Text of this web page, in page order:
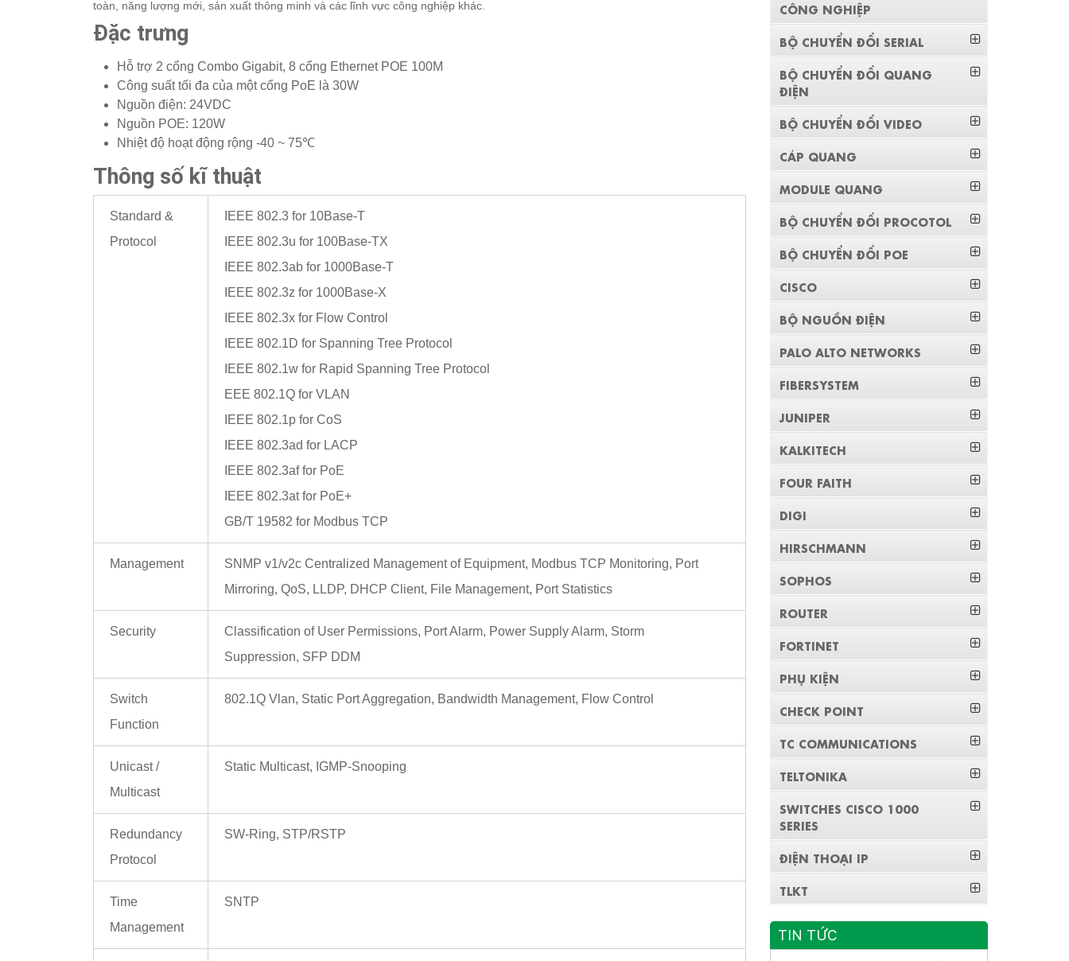
toàn, năng lượng mới, sản xuất thông minh và các lĩnh vực công nghiệp khác.
Đặc trưng
Hỗ trợ 2 cổng Combo Gigabit, 8 cổng Ethernet POE 100M
Công suất tối đa của một cổng PoE là 30W
Nguồn điện: 24VDC
Nguồn POE: 120W
Nhiệt độ hoạt động rộng -40 ~ 75℃
Thông số kĩ thuật
Standard &
Protocol
IEEE 802.3 for 10Base-T
IEEE 802.3u for 100Base-TX
IEEE 802.3ab for 1000Base-T
IEEE 802.3z for 1000Base-X
IEEE 802.3x for Flow Control
IEEE 802.1D for Spanning Tree Protocol
IEEE 802.1w for Rapid Spanning Tree Protocol
EEE 802.1Q for VLAN
IEEE 802.1p for CoS
IEEE 802.3ad for LACP
IEEE 802.3af for PoE
IEEE 802.3at for PoE+
GB/T 19582 for Modbus TCP
Management
SNMP v1/v2c Centralized Management of Equipment, Modbus TCP Monitoring, Port
Mirroring, QoS, LLDP, DHCP Client, File Management, Port Statistics
Security
Classification of User Permissions, Port Alarm, Power Supply Alarm, Storm
Suppression, SFP DDM
Switch
Function
802.1Q Vlan, Static Port Aggregation, Bandwidth Management, Flow Control
Unicast /
Multicast
Static Multicast, IGMP-Snooping
Redundancy
Protocol
SW-Ring, STP/RSTP
Time
Management
SNTP
CÔNG NGHIỆP
BỘ CHUYỂN ĐỔI SERIAL
BỘ CHUYỂN ĐỔI QUANG
ĐIỆN
BỘ CHUYỂN ĐỔI VIDEO
CÁP QUANG
MODULE QUANG
BỘ CHUYỂN ĐỔI PROCOTOL
BỘ CHUYỂN ĐỔI POE
CISCO
BỘ NGUỒN ĐIỆN
PALO ALTO NETWORKS
FIBERSYSTEM
JUNIPER
KALKITECH
FOUR FAITH
DIGI
HIRSCHMANN
SOPHOS
ROUTER
FORTINET
PHỤ KIỆN
CHECK POINT
TC COMMUNICATIONS
TELTONIKA
SWITCHES CISCO 1000
SERIES
ĐIỆN THOẠI IP
TLKT
TIN TỨC